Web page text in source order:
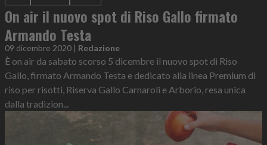
On air il nuovo spot di Riso Gallo firmato
Armando Testa
09 dicembre 2020 | Redazione
È on air da sabato scorso 5 dicembre il nuovo spot di Riso
Gallo, firmato Armando Testa e dedicato alla linea Premium di
riso per risotti, Riserva Gallo Carnaroli e Arborio, resa unica
dalla tradizion...